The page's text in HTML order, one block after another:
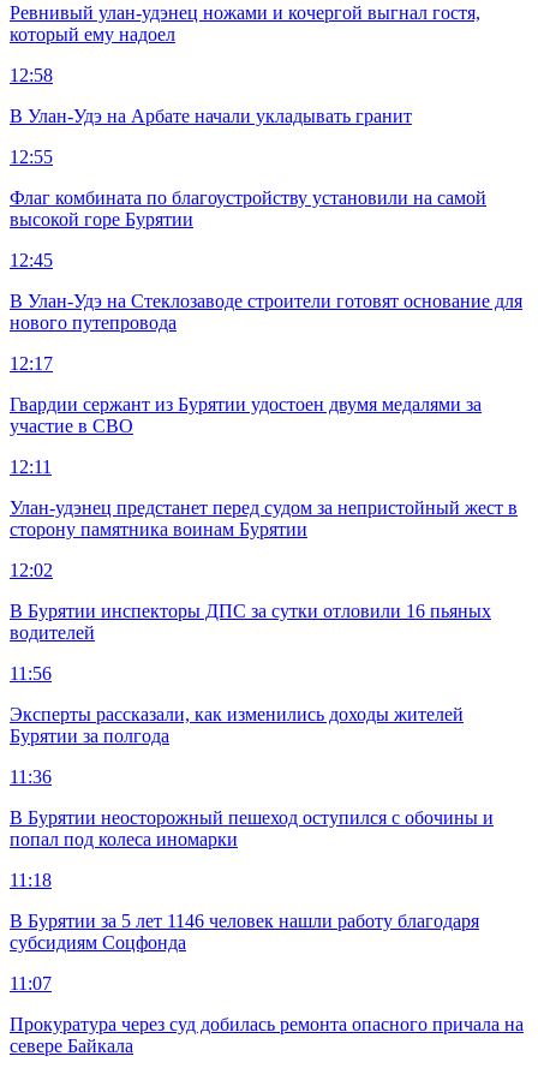
Ревнивый улан-удэнец ножами и кочергой выгнал гостя,
который ему надоел
12:58
В Улан-Удэ на Арбате начали укладывать гранит
12:55
Флаг комбината по благоустройству установили на самой
высокой горе Бурятии
12:45
В Улан-Удэ на Стеклозаводе строители готовят основание для
нового путепровода
12:17
Гвардии сержант из Бурятии удостоен двумя медалями за
участие в СВО
12:11
Улан-удэнец предстанет перед судом за непристойный жест в
сторону памятника воинам Бурятии
12:02
В Бурятии инспекторы ДПС за сутки отловили 16 пьяных
водителей
11:56
Эксперты рассказали, как изменились доходы жителей
Бурятии за полгода
11:36
В Бурятии неосторожный пешеход оступился с обочины и
попал под колеса иномарки
11:18
В Бурятии за 5 лет 1146 человек нашли работу благодаря
субсидиям Соцфонда
11:07
Прокуратура через суд добилась ремонта опасного причала на
севере Байкала